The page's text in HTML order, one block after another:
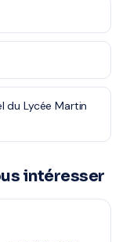
du Lycée Martin
intéresser